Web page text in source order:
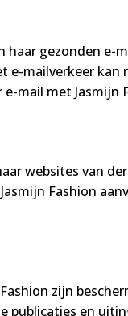
haar gezonden
e-mailverkeer
mail met
websites van
Fashion
zijn
publicaties en